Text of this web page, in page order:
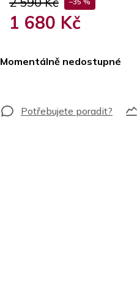
1 680 Kč
Momentálně nedostupné